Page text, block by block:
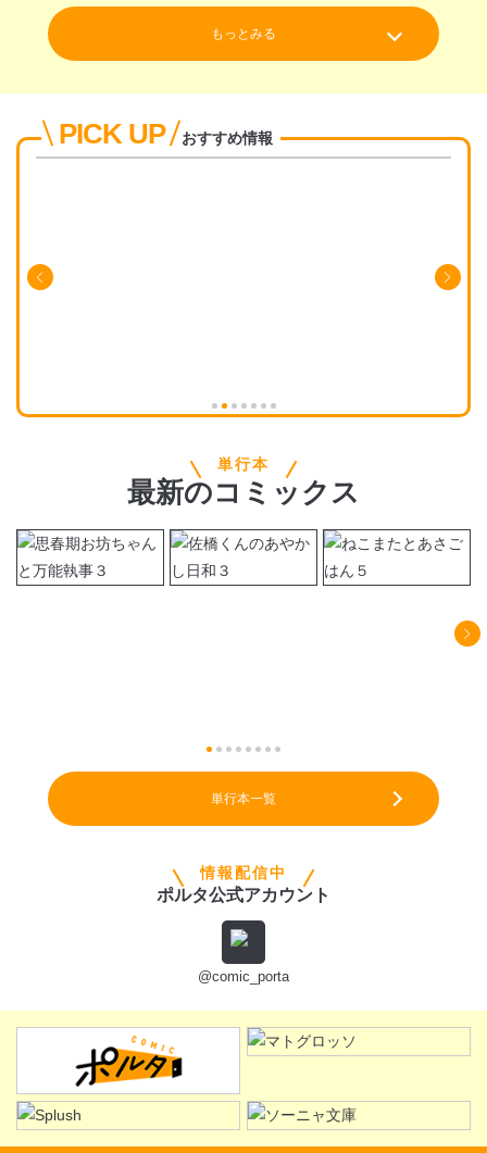
PICK UP おすすめ情報
もっとみる
単行本
最新のコミックス
単行本一覧
情報配信中
ポルタ公式アカウント
@comic_porta